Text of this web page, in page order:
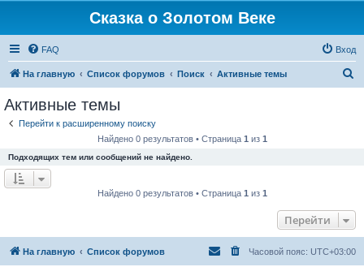
Сказка о Золотом Веке
FAQ Вход
На главную Список форумов Поиск Активные темы
Активные темы
Перейти к расширенному поиску
Найдено 0 результатов • Страница 1 из 1
Подходящих тем или сообщений не найдено.
Найдено 0 результатов • Страница 1 из 1
Перейти
На главную Список форумов Часовой пояс: UTC+03:00